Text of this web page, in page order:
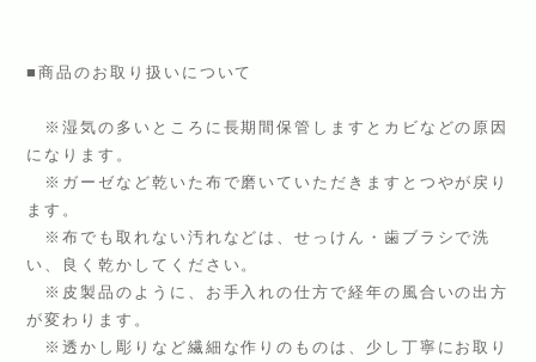
■商品のお取り扱いについて
※湿気の多いところに長期間保管しますとカビなどの原因
になります。
※ガーゼなど乾いた布で磨いていただきますとつやが戻り
ます。
※布でも取れない汚れなどは、せっけん・歯ブラシで洗
い、良く乾かしてください。
※皮製品のように、お手入れの仕方で経年の風合いの出方
が変わります。
※透かし彫りなど繊細な作りのものは、少し丁寧にお取り